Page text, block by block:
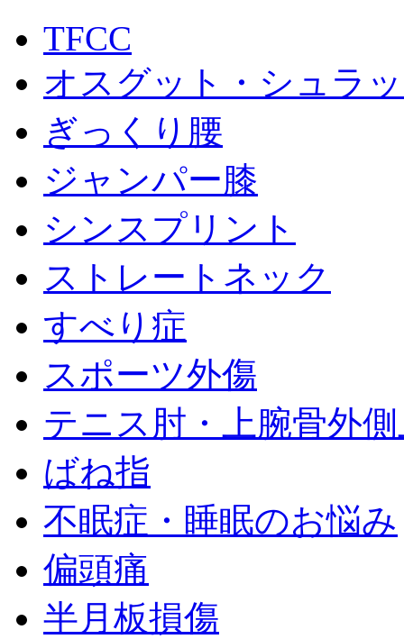
TFCC
オスグット・シュラ
ぎっくり腰
ジャンパー膝
シンスプリント
ストレートネック
すべり症
スポーツ外傷
テニス肘・上腕骨外
ばね指
不眠症・睡眠のお悩み
偏頭痛
半月板損傷